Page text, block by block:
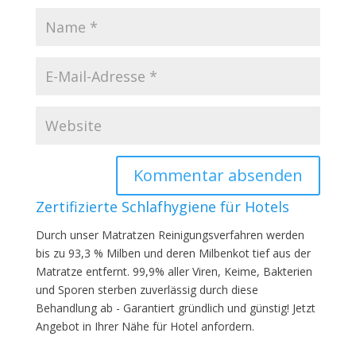
Zertifizierte Schlafhygiene für Hotels
Durch unser Matratzen Reinigungsverfahren werden
bis zu 93,3 % Milben und deren Milbenkot tief aus der
Matratze entfernt. 99,9% aller Viren, Keime, Bakterien
und Sporen sterben zuverlässig durch diese
Behandlung ab - Garantiert gründlich und günstig! Jetzt
Angebot in Ihrer Nähe für Hotel anfordern.